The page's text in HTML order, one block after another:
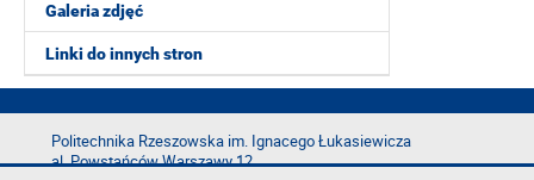
Galeria zdjęć
Linki do innych stron
Politechnika Rzeszowska im. Ignacego Łukasiewicza
al. Powstańców Warszawy 12